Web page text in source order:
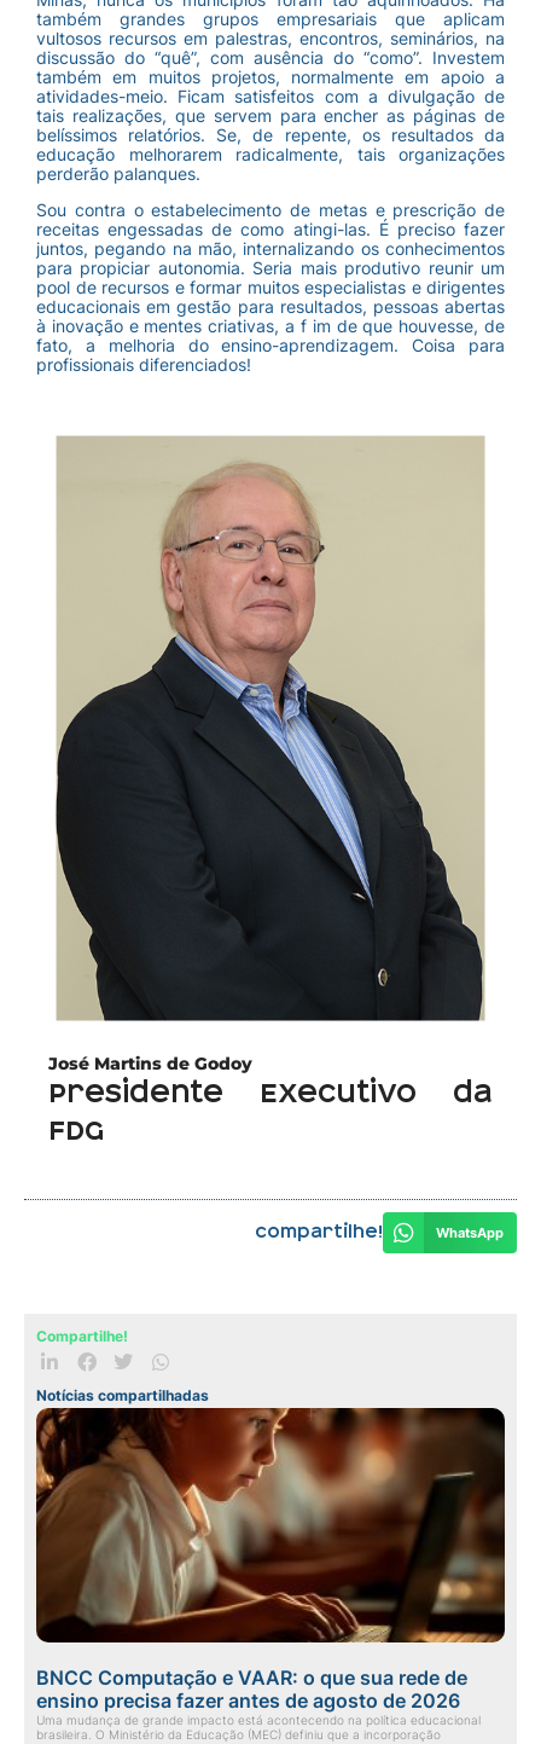
também grandes grupos empresariais que aplicam
vultosos recursos em palestras, encontros, seminários, na
discussão do “quê”, com ausência do “como”. Investem
também em muitos projetos, normalmente em apoio a
atividades-meio. Ficam satisfeitos com a divulgação de
tais realizações, que servem para encher as páginas de
belíssimos relatórios. Se, de repente, os resultados da
educação melhorarem radicalmente, tais organizações
perderão palanques.
Sou contra o estabelecimento de metas e prescrição de
receitas engessadas de como atingi-las. É preciso fazer
juntos, pegando na mão, internalizando os conhecimentos
para propiciar autonomia. Seria mais produtivo reunir um
pool de recursos e formar muitos especialistas e dirigentes
educacionais em gestão para resultados, pessoas abertas
à inovação e mentes criativas, a f im de que houvesse, de
fato, a melhoria do ensino-aprendizagem. Coisa para
profissionais diferenciados!
José Martins de Godoy
Presidente Executivo da
FDG
Compartilhe! WhatsApp
Compartilhe!
Notícias compartilhadas
BNCC Computação e VAAR: o que sua rede de
ensino precisa fazer antes de agosto de 2026
Uma mudança de grande impacto está acontecendo na política educacional
brasileira. O Ministério da Educação (MEC) definiu que a incorporação